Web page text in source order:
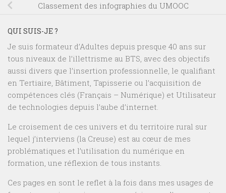
Classement des infographies du UMOOC
QUI SUIS-JE ?
Je suis formateur d’Adultes depuis presque 40 ans sur
tous niveaux de l’illettrisme au BTS, avec des objectifs
aussi divers que l’insertion professionnelle, le qualifiant
en Tertiaire, Bâtiment, Tapisserie ou l’acquisition de
compétences clés (Français – Numérique) et Utilisateur
de technologies depuis l’aube d’internet.
Le croisement de ces univers et du territoire rural sur
lequel j’interviens (la Creuse) est au cœur de mes
problématiques et l’utilisation du numérique en
formation, une réflexion de tous instants.
Ces pages en sont le reflet à la fois dans mes usages de